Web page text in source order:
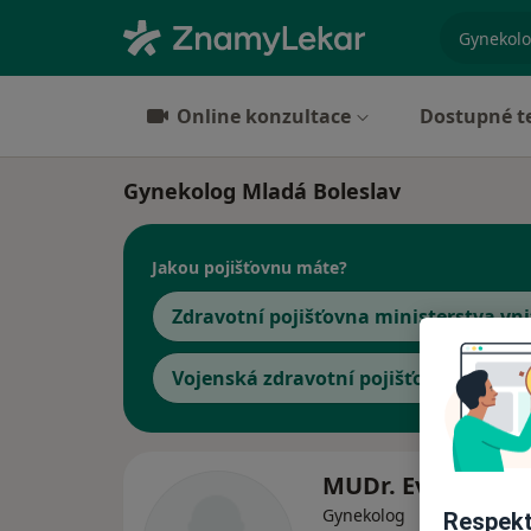
Online konzultace Dostupné
Gynekolog Mladá Boleslav
Jakou pojišťovnu máte?
Zdravotní pojišťovna ministerstva
Vojenská zdravotní pojišťovna ČR
MUDr. Eva
Gynekolog